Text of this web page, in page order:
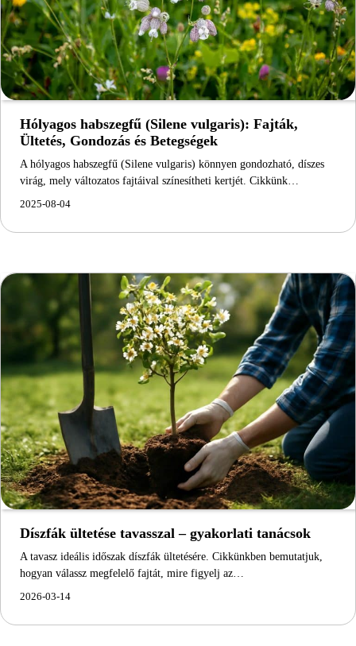
Hólyagos habszegfű (Silene vulgaris): Fajták,
Ültetés, Gondozás és Betegségek
A hólyagos habszegfű (Silene vulgaris) könnyen gondozható, díszes
virág, mely változatos fajtáival színesítheti kertjét. Cikkünk…
2025-08-04
Díszfák ültetése tavasszal – gyakorlati tanácsok
A tavasz ideális időszak díszfák ültetésére. Cikkünkben bemutatjuk,
hogyan válassz megfelelő fajtát, mire figyelj az…
2026-03-14